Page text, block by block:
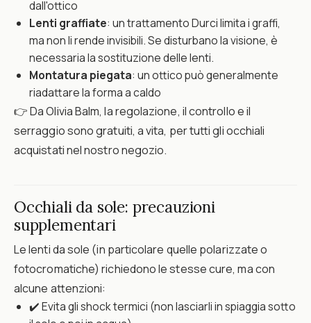
dall'ottico
Lenti graffiate: un trattamento Durci limita i graffi,
ma non li rende invisibili. Se disturbano la visione, è
necessaria la sostituzione delle lenti.
Montatura piegata: un ottico può generalmente
riadattare la forma a caldo
👉 Da Olivia Balm, la regolazione, il controllo e il
serraggio sono gratuiti, a vita, per tutti gli occhiali
acquistati nel nostro negozio.
Occhiali da sole: precauzioni
supplementari
Le lenti da sole (in particolare quelle polarizzate o
fotocromatiche) richiedono le stesse cure, ma con
alcune attenzioni:
✔️ Evita gli shock termici (non lasciarli in spiaggia sotto